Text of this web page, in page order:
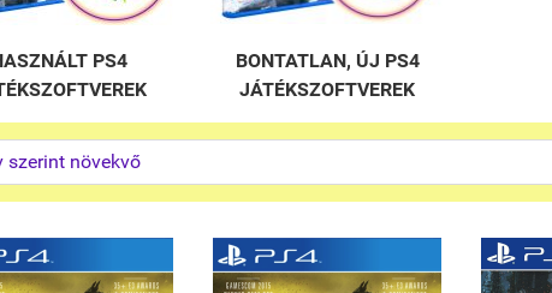
PS4
BONTATLAN, ÚJ PS4
JÁTÉKSZOFTVEREK